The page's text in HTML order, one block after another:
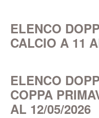
ELENCO
CALCIO A 11
ELENCO
COPPA
AL 12/05/2026